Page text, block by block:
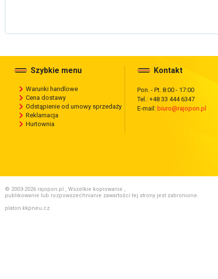
Szybkie menu
Warunki handlowe
Cena dostawy
Odstąpienie od umowy sprzedaży
Reklamacja
Hurtownia
Kontakt
Pon. - Pt. 8:00 - 17:00
Tel.: +48 33 444 6347
E-mail: biuro@rajopon.pl
© 2003-2026 rajopon.pl , Wszelkie kopiowanie ,
publikowanie lub rozpowszechnianie zawartości tej strony jest zabronione.
platon.kkpneu.cz